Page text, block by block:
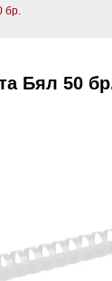
бр.
Бял 50